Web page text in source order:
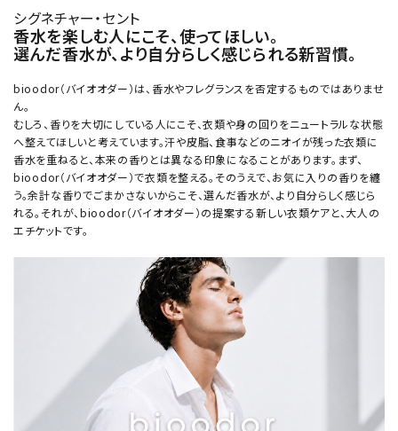
シグネチャー・セント
香水を楽しむ人にこそ、使ってほしい。
選んだ香水が、より自分らしく感じられる新習慣。
bioodor（バイオオダー）は、香水やフレグランスを否定するものではありませ
ん。
むしろ、香りを大切にしている人にこそ、衣類や身の回りをニュートラルな状態
へ整えてほしいと考えています。汗や皮脂、食事などのニオイが残った衣類に
香水を重ねると、本来の香りとは異なる印象になることがあります。まず、
bioodor（バイオオダー）で衣類を整える。そのうえで、お気に入りの香りを纏
う。余計な香りでごまかさないからこそ、選んだ香水が、より自分らしく感じら
れる。それが、bioodor（バイオオダー）の提案する新しい衣類ケアと、大人の
エチケットです。